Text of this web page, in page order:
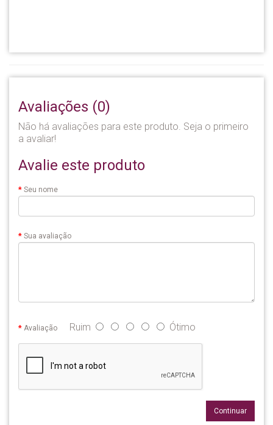
Avaliações (0)
Não há avaliações para este produto. Seja o primeiro
a avaliar!
Avalie este produto
Seu nome
Sua avaliação
Avaliação Ruim Ótimo
Continuar